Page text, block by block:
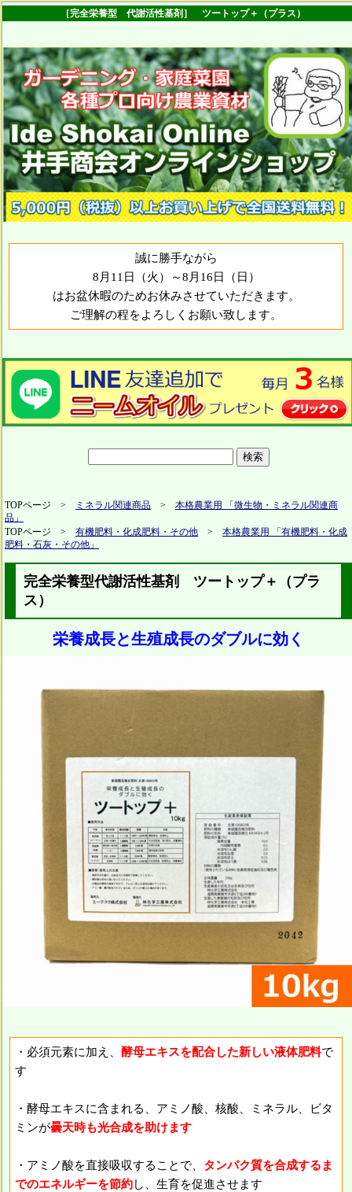
［完全栄養型 代謝活性基剤］ ツートップ＋（プラス）
誠に勝手ながら
8月11日（火）～8月16日（日）
はお盆休暇のためお休みさせていただきます。
ご理解の程をよろしくお願い致します。
TOPページ > ミネラル関連商品 > 本格農業用 「微生物・ミネラル関連商
品」
TOPページ > 有機肥料・化成肥料・その他 > 本格農業用 「有機肥料・化成
肥料・石灰・その他」
完全栄養型代謝活性基剤 ツートップ＋（プラ
ス）
栄養成長と生殖成長のダブルに効く
・必須元素に加え、 酵母エキスを配合した新しい液体肥料で
す
・酵母エキスに含まれる、アミノ酸、核酸、ミネラル、ビタ
ミンが曇天時も光合成を助けます
・アミノ酸を直接吸収することで、 タンパク質を合成するま
でのエネルギーを節約し、生育を促進させます